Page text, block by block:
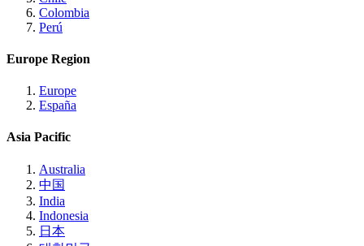
Colombia
Perú
Europe Region
Europe
España
Asia Pacific
Australia
中国
India
Indonesia
日本